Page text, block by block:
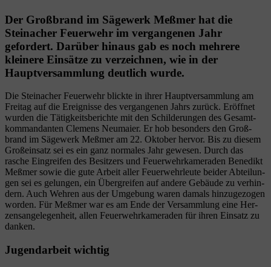
Der Großbrand im Sägewerk Meßmer hat die
Steinacher Feuerwehr im vergangenen Jahr
gefordert. Darüber hinaus gab es noch mehrere
kleinere Einsätze zu verzeichnen, wie in der
Hauptversammlung deutlich wurde.
Die Steinacher Feu­er­wehr blick­te in ihrer Haupt­ver­samm­lung am
Frei­tag auf die Ereig­nis­se des ver­gan­ge­nen Jahrs zurück. Eröff­net
wur­den die Tätig­keits­be­rich­te mit den Schil­de­run­gen des Gesamt­
kom­man­dan­ten Cle­mens Neu­mai­er. Er hob beson­ders den Groß­
brand im Säge­werk Meß­mer am 22. Okto­ber her­vor. Bis zu die­sem
Groß­ein­satz sei es ein ganz nor­ma­les Jahr gewe­sen. Durch das
rasche Ein­grei­fen des Besit­zers und Feu­er­wehr­ka­me­ra­den Bene­dikt
Meß­mer sowie die gute Arbeit aller Feu­er­wehr­leu­te bei­der Abtei­lun­
gen sei es gelun­gen, ein Über­grei­fen auf ande­re Gebäu­de zu ver­hin­
dern. Auch Weh­ren aus der Umge­bung waren damals hin­zu­ge­zo­gen
wor­den. Für Meß­mer war es am Ende der Ver­samm­lung eine Her­
zens­an­ge­le­gen­heit, allen Feu­er­wehr­ka­me­ra­den für ihren Ein­satz zu
danken.
Jugendarbeit wichtig